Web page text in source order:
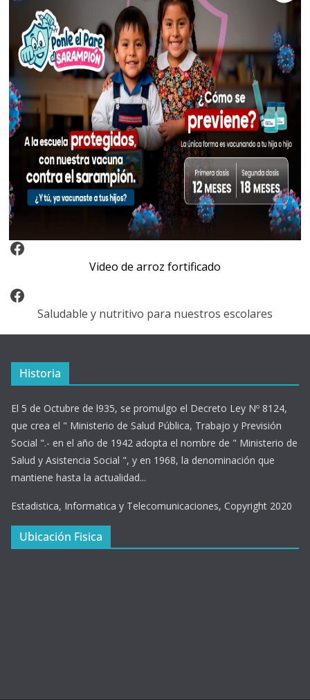
Video Arroz Fortificado
Video de arroz fortificado
Facebook
Saludable y nutritivo para nuestros escolares
Historia
El 5 de Octubre de l935, se promulgo el Decreto Ley Nº 8124,
que crea el " Ministerio de Salud Pública, Trabajo y Previsión
Social ".- en el año de 1942 adopta el nombre de " Ministerio de
Salud y Asistencia Social ", y en 1968, la denominación que
mantiene hasta la actualidad...
Estadistica, Informatica y Telecomunicaciones, Copyright 2020
Ubicación Fisica